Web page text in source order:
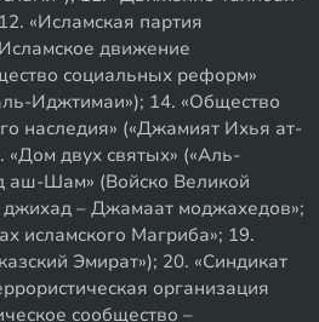
«Исламская партия
движение
социальных реформ»
Иджтимаи»); 14. «Общество
наследия» («Джамият Ихья ат-
«Дом двух святых» («Аль-
аш-Шам» (Войско Великой
джихад – Джамаат моджахедов»;
исламского Магриба»; 19.
Эмират»); 20. «Синдикат
организация
сообщество –